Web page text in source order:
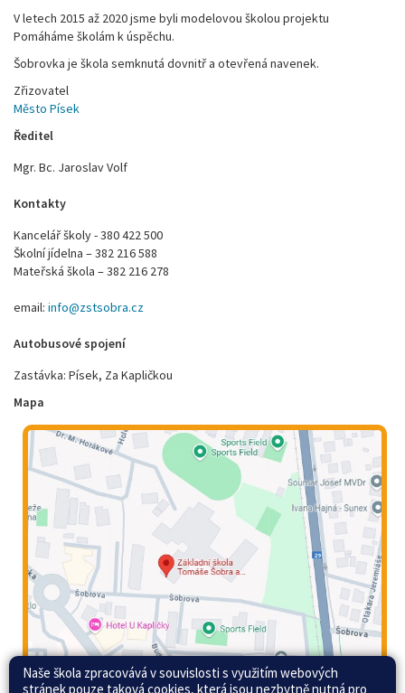
V letech 2015 až 2020 jsme byli modelovou školou projektu
Pomáháme školám k úspěchu.
Šobrovka je škola semknutá dovnitř a otevřená navenek.
Zřizovatel
Město Písek
Ředitel
Mgr. Bc. Jaroslav Volf
Kontakty
Kancelář školy - 380 422 500
Školní jídelna – 382 216 588
Mateřská škola – 382 216 278
email: info@zstsobra.cz
Autobusové spojení
Zastávka: Písek, Za Kapličkou
Mapa
Naše škola zpracovává v souvislosti s využitím webových
stránek pouze taková cookies, která jsou nezbytně nutná pro